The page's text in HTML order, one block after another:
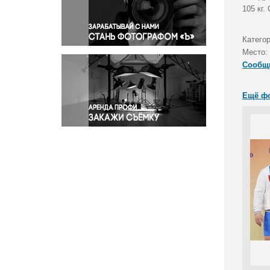
Правосудие
Происшествия и конфликты
Религия
Светская жизнь
Спорт
Экология
Экономика и бизнес
105
Место:
Ещё